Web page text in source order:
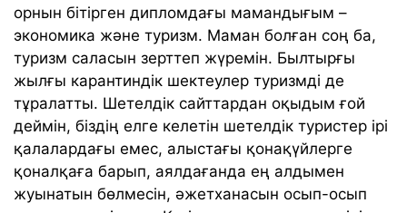
орнын бітірген дипломдағы мамандығым –
экономика және туризм. Маман болған соң ба,
туризм саласын зерттеп жүремін. Былтырғы
жылғы карантиндік шектеулер туризмді де
тұралатты. Шетелдік сайттардан оқыдым ғой
деймін, біздің елге келетін шетелдік туристер ірі
қалалардағы емес, алыстағы қонақүйлерге
қоналқаға барып, аялдағанда ең алдымен
жуынатын бөлмесін, әжетханасын осып-осып